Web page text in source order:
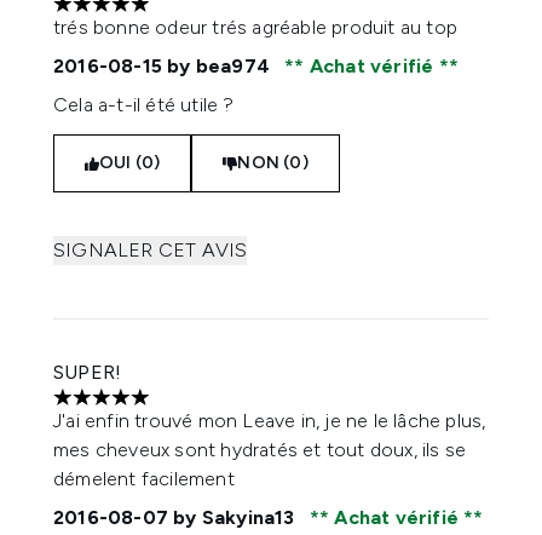
5 étoiles sur un maximum de 5
trés bonne odeur trés agréable produit au top
2016-08-15 by bea974
Achat vérifié
Cela a-t-il été utile ?
OUI (0) NON (0)
SIGNALER CET AVIS
SUPER!
5 étoiles sur un maximum de 5
J'ai enfin trouvé mon Leave in, je ne le lâche plus,
mes cheveux sont hydratés et tout doux, ils se
démelent facilement
2016-08-07 by Sakyina13
Achat vérifié